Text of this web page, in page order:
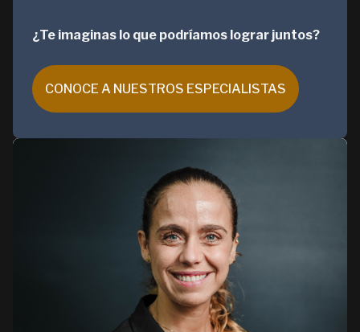
¿Te imaginas lo que podríamos lograr juntos?
CONOCE A NUESTROS ESPECIALISTAS
CONOCE A NUESTROS ESPECIALISTAS